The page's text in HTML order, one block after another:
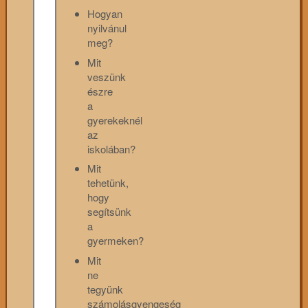
Hogyan
nyilvánul
meg?
Mit
veszünk
észre
a
gyerekeknél
az
iskolában?
Mit
tehetünk,
hogy
segítsünk
a
gyermeken?
Mit
ne
tegyünk
számolásgyengeség